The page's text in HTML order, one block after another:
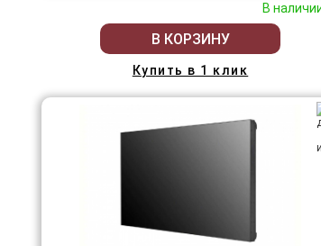
В
В КОРЗИНУ
Купить в 1 клик